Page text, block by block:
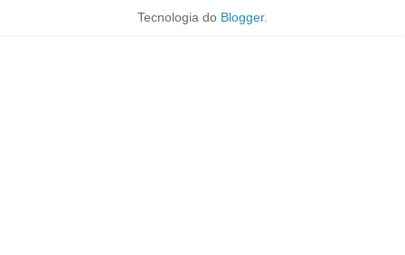
Tecnologia do Blogger.